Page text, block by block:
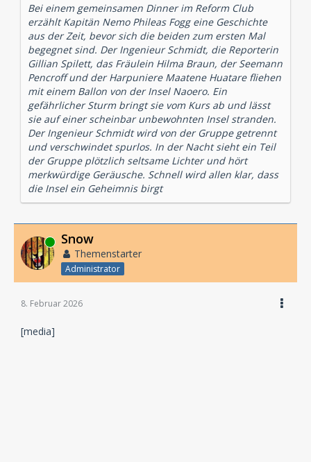
Bei einem gemeinsamen Dinner im Reform Club
erzählt Kapitän Nemo Phileas Fogg eine Geschichte
aus der Zeit, bevor sich die beiden zum ersten Mal
begegnet sind. Der Ingenieur Schmidt, die Reporterin
Gillian Spilett, das Fräulein Hilma Braun, der Seemann
Pencroff und der Harpuniere Maatene Huatare fliehen
mit einem Ballon von der Insel Naoero. Ein
gefährlicher Sturm bringt sie vom Kurs ab und lässt
sie auf einer scheinbar unbewohnten Insel stranden.
Der Ingenieur Schmidt wird von der Gruppe getrennt
und verschwindet spurlos. In der Nacht sieht ein Teil
der Gruppe plötzlich seltsame Lichter und hört
merkwürdige Geräusche. Schnell wird allen klar, dass
die Insel ein Geheimnis birgt
Online Snow
Themenstarter
Administrator
8. Februar 2026
[media]